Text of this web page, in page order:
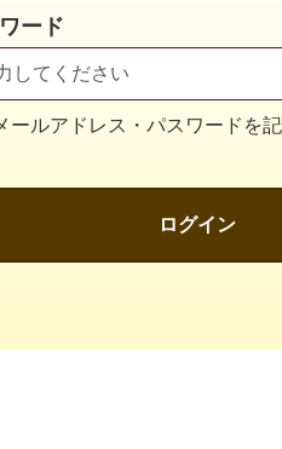
ード
ールアドレス・パスワードを
ログイン